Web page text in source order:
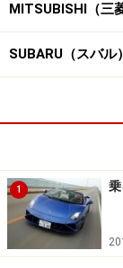
MITSUBISHI（三
SUBARU（スバル）
1